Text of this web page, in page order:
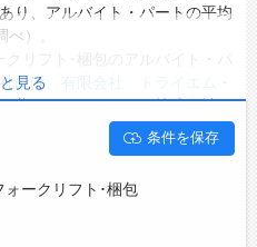
面接対策など)
り、アルバイト・パートの平均
）。
には、
・蔵ロジスティクス 株式会社な
の条件で絞り込みができます。
サイトであるジョブズゴーでは
トとして働ける倉庫作業･フォ
取り扱っています。
扱っており、転職だけでなく、
見る
条件を保存
ォークリフト･梱包